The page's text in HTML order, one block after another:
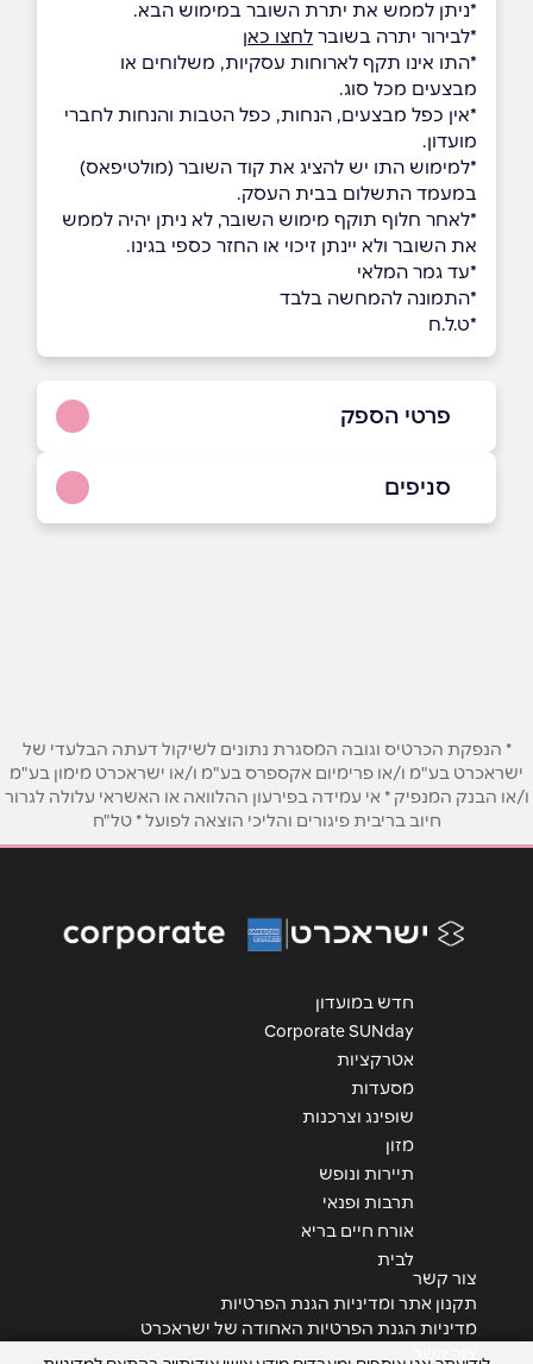
*ניתן לממש את יתרת השובר במימוש הבא.
*לבירור יתרה בשובר לחצו כאן
*התו אינו תקף לארוחות עסקיות, משלוחים או
מבצעים מכל סוג.
*אין כפל מבצעים, הנחות, כפל הטבות והנחות לחברי
מועדון.
*למימוש התו יש להציג את קוד השובר (מולטיפאס)
במעמד התשלום בבית העסק.
*לאחר חלוף תוקף מימוש השובר, לא ניתן יהיה לממש
את השובר ולא יינתן זיכוי או החזר כספי בגינו.
*עד גמר המלאי
*התמונה להמחשה בלבד
*ט.ל.ח
פרטי הספק
באתר בפייסבוק באינסטגרם
אימייל*
אנא חזרו אלי בקשר ל...
סניפים
* הנפקת הכרטיס וגובה המסגרת נתונים לשיקול דעתה הבלעדי של
ישראכרט בע"מ ו/או פרימיום אקספרס בע"מ ו/או ישראכרט מימון בע"מ
ו/או הבנק המנפיק * אי עמידה בפירעון ההלוואה או האשראי עלולה לגרור
חיוב בריבית פיגורים והליכי הוצאה לפועל * טל"ח
חדש במועדון
Corporate SUNday
אטרקציות
מסעדות
שופינג וצרכנות
מזון
תיירות ונופש
תרבות ופנאי
אורח חיים בריא
לבית
צור קשר
תקנון אתר ומדיניות הגנת הפרטיות
מדיניות הגנת הפרטיות האחודה של ישראכרט